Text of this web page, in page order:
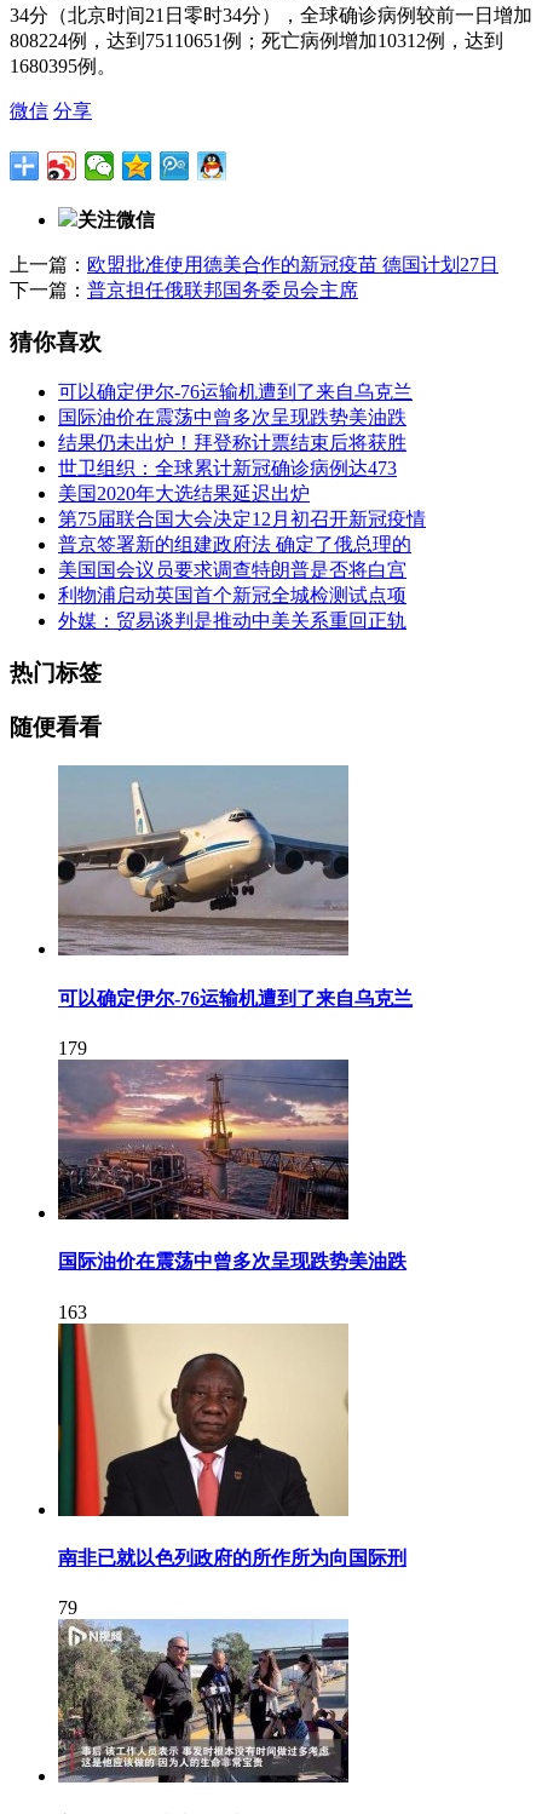
34分（北京时间21日零时34分），全球确诊病例较前一日增加
808224例，达到75110651例；死亡病例增加10312例，达到
1680395例。
微信 分享
关注微信
上一篇： 欧盟批准使用德美合作的新冠疫苗 德国计划27日
下一篇： 普京担任俄联邦国务委员会主席
猜你喜欢
可以确定伊尔-76运输机遭到了来自乌克兰
国际油价在震荡中曾多次呈现跌势美油跌
结果仍未出炉！拜登称计票结束后将获胜
世卫组织：全球累计新冠确诊病例达473
美国2020年大选结果延迟出炉
第75届联合国大会决定12月初召开新冠疫情
普京签署新的组建政府法 确定了俄总理的
美国国会议员要求调查特朗普是否将白宫
利物浦启动英国首个新冠全城检测试点项
外媒：贸易谈判是推动中美关系重回正轨
热门标签
随便看看
可以确定伊尔-76运输机遭到了来自乌克兰
179
国际油价在震荡中曾多次呈现跌势美油跌
163
南非已就以色列政府的所作所为向国际刑
79